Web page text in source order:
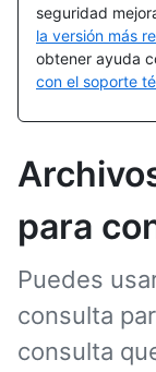
seguridad
la versión más
obtener ayuda
con el soporte
para
Puedes
consulta
consulta